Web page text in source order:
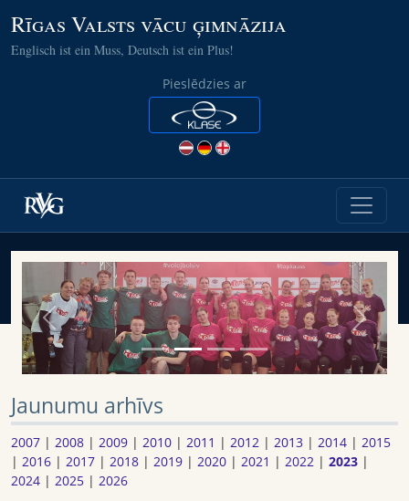
Rīgas Valsts vācu ģimnāzija
Englisch ist ein Muss, Deutsch ist ein Plus!
Pieslēdzies ar
Previous Next
Jaunumu arhīvs
2007 | 2008 | 2009 | 2010 | 2011 | 2012 | 2013 | 2014 | 2015
| 2016 | 2017 | 2018 | 2019 | 2020 | 2021 | 2022 | 2023 |
2024 | 2025 | 2026